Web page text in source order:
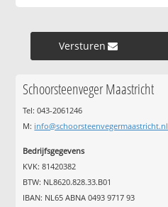
Versturen »
Schoorsteenveger Maastricht
Tel: 043-2061246
M: info@schoorsteenvegermaastricht.nl
Bedrijfsgegevens
KVK: 81420382
BTW: NL8620.828.33.B01
IBAN: NL65 ABNA 0493 9717 93